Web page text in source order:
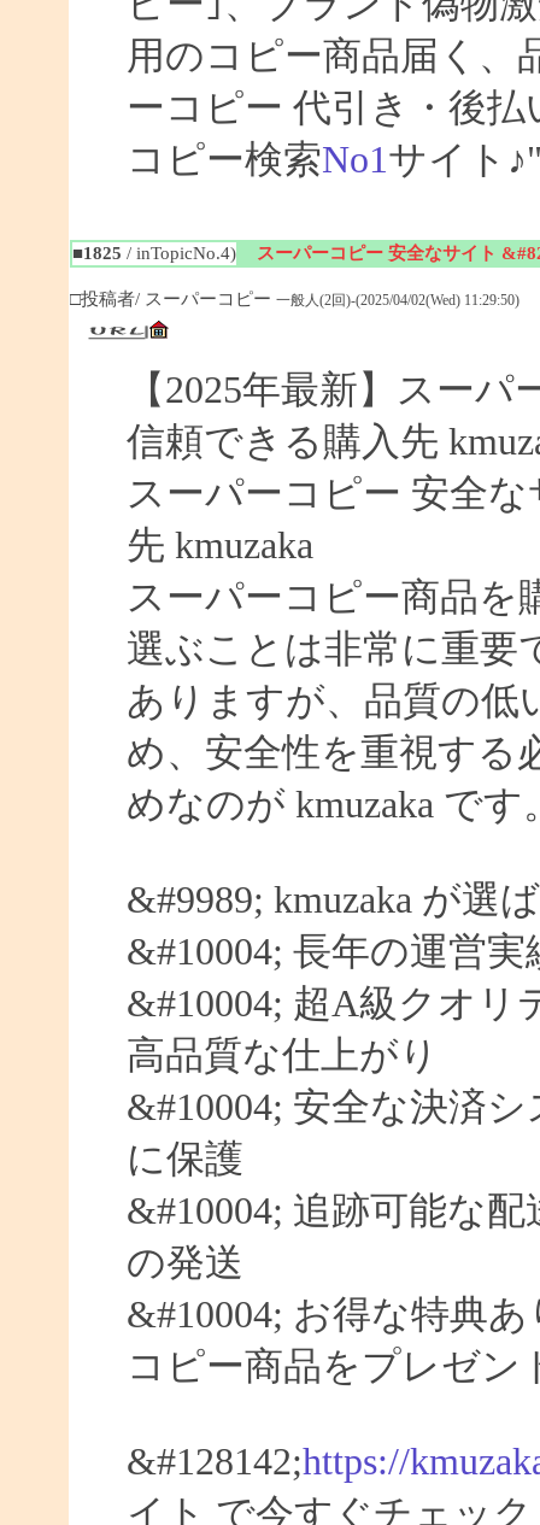
用のコピー商品届く、
ーコピー 代引き・後
コピー検索No1サイト
■1825 / inTopicNo.4) スーパーコピー 安全なサイト
□投稿者/ スーパーコピー 一般人(2回)-(2025/04/02(Wed) 11:29:50)
【2025年最新】スー
信頼できる購入先
スーパーコピー 安全
先 kmuzaka
スーパーコピー商品を
選ぶことは非常に重要
ありますが、品質の低
め、安全性を重視する
めなのが kmuzaka です
&#9989; kmuzaka が選
&#10004; 長年の運営
&#10004; 超A級クオリ
高品質な仕上がり
&#10004; 安全な決済
に保護
&#10004; 追跡可能な
の発送
&#10004; お得な特典
コピー商品をプレゼン
&#128142;https://
イト で今すぐチェック